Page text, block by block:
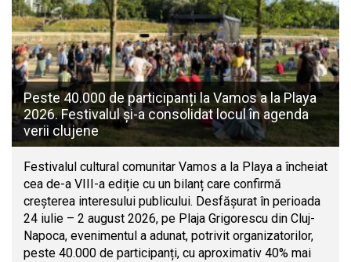
Peste 40.000 de participanți la Vamos a la Playa
2026. Festivalul și-a consolidat locul în agenda
verii clujene
Festivalul cultural comunitar Vamos a la Playa a încheiat
cea de-a VIII-a ediție cu un bilanț care confirmă
creșterea interesului publicului. Desfășurat în perioada
24 iulie – 2 august 2026, pe Plaja Grigorescu din Cluj-
Napoca, evenimentul a adunat, potrivit organizatorilor,
peste 40.000 de participanți, cu aproximativ 40% mai